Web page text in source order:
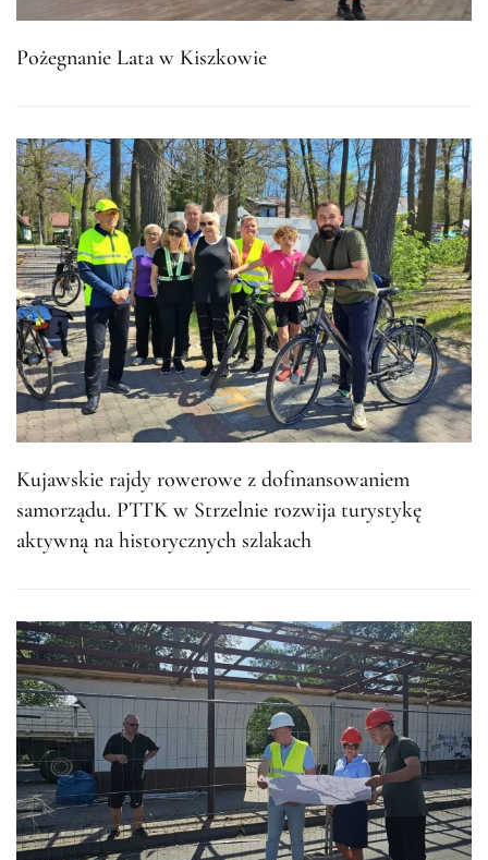
Pożegnanie Lata w Kiszkowie
Kujawskie rajdy rowerowe z dofinansowaniem
samorządu. PTTK w Strzelnie rozwija turystykę
aktywną na historycznych szlakach